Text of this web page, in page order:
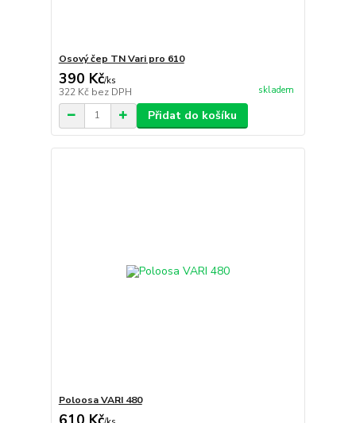
Osový čep TN Vari pro 610
390 Kč/ks
322 Kč bez DPH skladem
Přidat do košíku
Poloosa VARI 480